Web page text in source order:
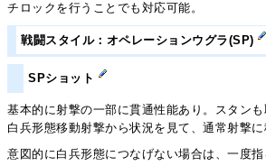
チロックを行うことでも対応可能。
戦闘スタイル：オペレーションウグラ(SP)
SPショット
基本的に射撃の一部に貫通性能あり。スタンも
白兵形態移動射撃から状況を見て、通常射撃に
意図的に白兵形態につなげない場合は、一度